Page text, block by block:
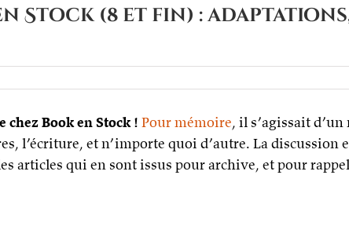
en Stock (8 et fin) :
chez Book en Stock ! Pour mémoire, il s’agissait
l’écriture, et n’importe quoi d’autre. La discussion
articles qui en sont issus pour archive, et pour